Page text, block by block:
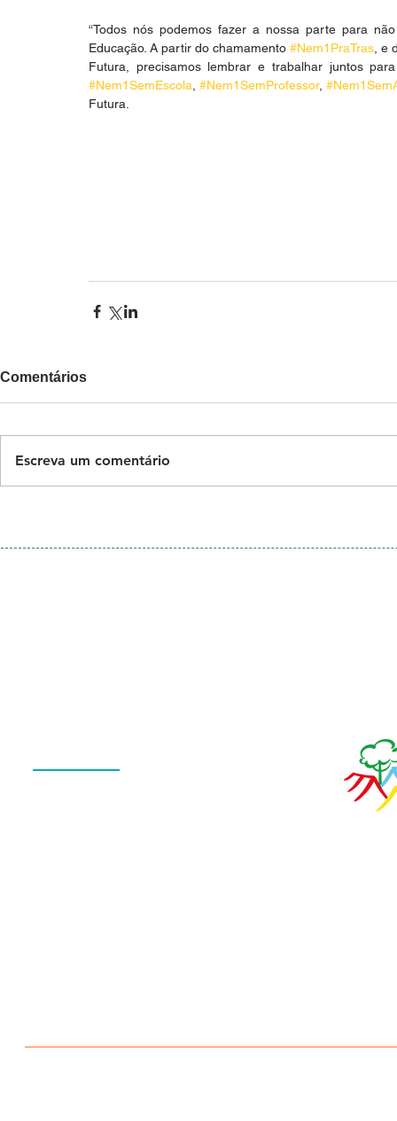
“Todos nós podemos fazer a nossa parte para
Educação. A partir do chamamento #Nem1PraTras ,
#Nem1SemEscola , #Nem1SemProfessor,
Futura.
Comentários
Escreva um comentário